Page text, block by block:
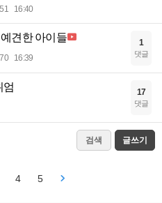
16:40
견한 아이들
16:39
1
댓글
엄 17
댓글
검색 글쓰기
4 5